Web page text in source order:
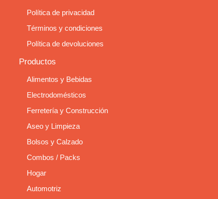
Política de privacidad
Términos y condiciones
Política de devoluciones
Productos
Alimentos y Bebidas
Electrodomésticos
Ferretería y Construcción
Aseo y Limpieza
Bolsos y Calzado
Combos / Packs
Hogar
Automotriz